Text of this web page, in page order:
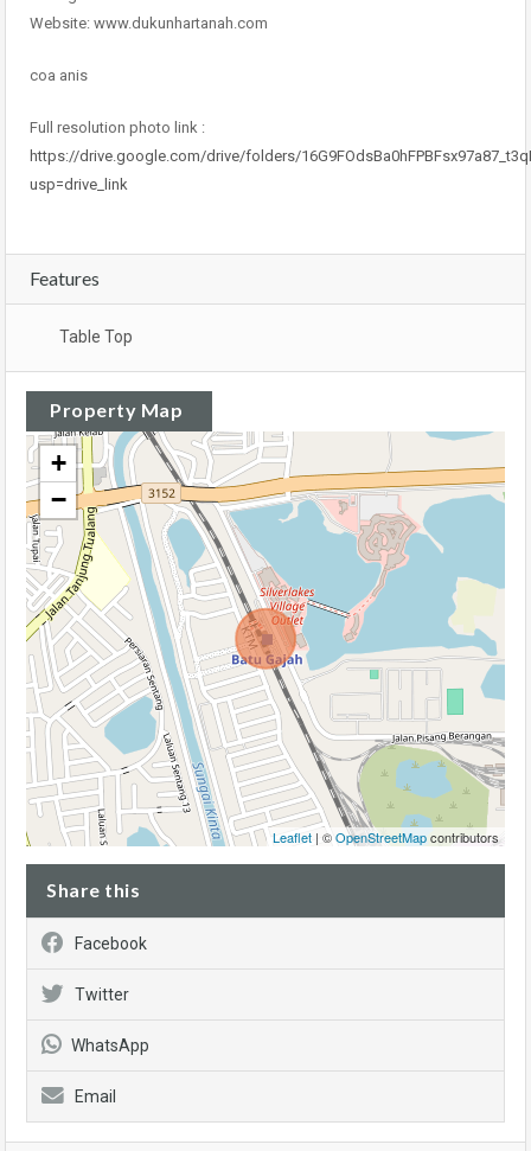
Website: www.dukunhartanah.com
coa anis
Full resolution photo link :
https://drive.google.com/drive/folders/
usp=drive_link
Features
Table Top
Property Map
+
−
Leaflet | ©OpenStreetMapcontributors
Share this
Facebook
Twitter
WhatsApp
Email